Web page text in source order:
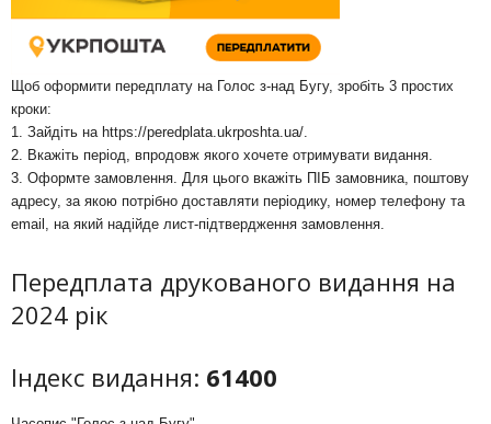
Щоб оформити передплату на Голос з-над Бугу, зробіть 3 простих
кроки:
1. Зайдіть на https://peredplata.ukrposhta.ua/
2. Вкажіть період, впродовж якого хочете отримувати видання.
3. Оформте замовлення. Для цього вкажіть ПІБ замовника, поштову
адресу, за якою потрібно доставляти періодику, номер телефону та
email, на який надійде лист-підтвердження замовлення.
Передплата друкованого видання на
2024 рік
Індекс видання: 61400